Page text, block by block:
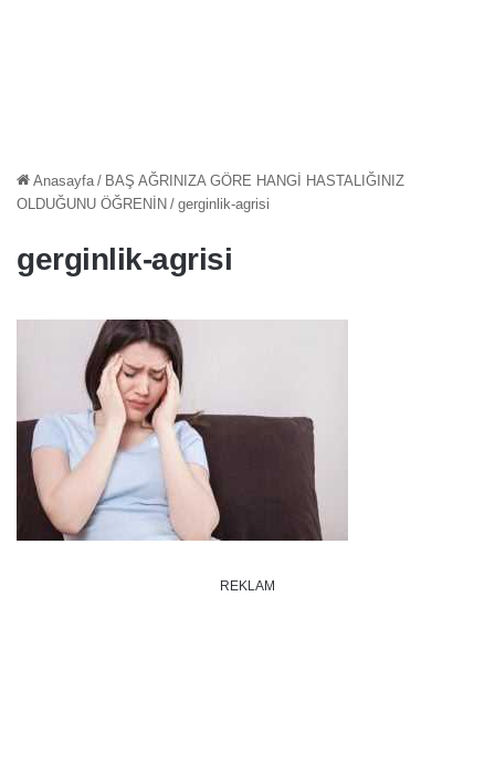
Anasayfa / BAŞ AĞRINIZA GÖRE HANGİ HASTALIĞINIZ
OLDUĞUNU ÖĞRENİN / gerginlik-agrisi
gerginlik-agrisi
REKLAM